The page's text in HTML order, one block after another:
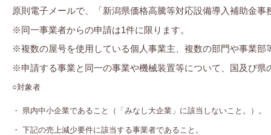
原則電子メールで、「新潟県価格高騰等対応設備導入補助金
※同一事業者からの申請は1件に限ります。
※複数の屋号を使用している個人事業主、複数の部門や事業部
※申請する事業と同一の事業や機械装置等について、国及び県
○対象者
・ 県内中小企業であること（「みなし大企業」に該当しないこと。）。
・ 下記の売上減少要件に該当する事業者であること。